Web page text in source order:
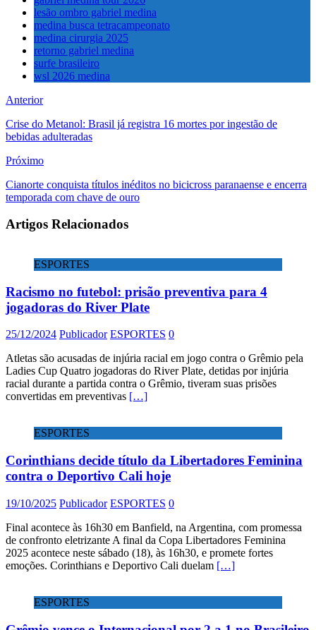
lesão ombro gabriel medina
medina busca tetracampeonato
medina cirurgia 2025
retorno gabriel medina
surfe brasileiro
wsl 2026 medina
Anterior
Crise do Metanol: Brasil já registra 16 mortes por ingestão de
bebidas adulteradas
Próximo
Cianorte conquista títulos inéditos no bicicross paranaense e encerra
temporada com chave de ouro
Artigos Relacionados
ESPORTES
Racismo no futebol: prisão preventiva para 4
jogadoras do River Plate
25/12/2024 Publicador ESPORTES 0
Atletas são acusadas de injúria racial em jogo contra o Grêmio pela
Ladies Cup Quatro jogadoras do River Plate, detidas por injúria
racial durante a partida contra o Grêmio, tiveram suas prisões
convertidas em preventivas […]
ESPORTES
Corinthians decide título da Libertadores Feminina
contra o Deportivo Cali hoje
19/10/2025 Publicador ESPORTES 0
Final acontece às 16h30 em Banfield, na Argentina, com promessa
de confronto eletrizante A final da Copa Libertadores Feminina
2025 acontece neste sábado (18), às 16h30, e promete fortes
emoções. Corinthians e Deportivo Cali duelam […]
ESPORTES